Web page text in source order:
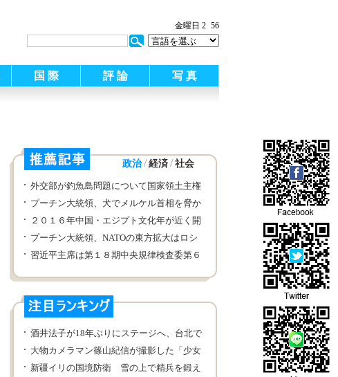
金曜日 2 56
国 際 評 論 写 真
政治 / 経済 / 社会
外交部が釣魚島問題について国家領土主権
を守る決心はしっかりして揺るがないと返
答
プーチン大統領、犬でメルケル首相を脅か
したことを否定
２０１６年中国・エジプト文化年が近く開
幕
プーチン大統領、NATOの東方拡大はロシ
ア・西側関係が損害を受けた主な原因
習近平主席は第１８期中央規律検査委第６
酒井法子が18年ぶりにステージへ、台北で
音楽イベント
大物カメラマン篠山紀信が撮影した「少女
館」
新疆イリの国境防衛 雪の上で精兵を鍛え